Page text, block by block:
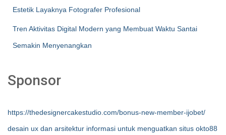
Estetik Layaknya Fotografer Profesional
Tren Aktivitas Digital Modern yang Membuat Waktu Santai
Semakin Menyenangkan
Sponsor
https://thedesignercakestudio.com/bonus-new-member-ijobet/
desain ux dan arsitektur informasi untuk menguatkan situs okto88